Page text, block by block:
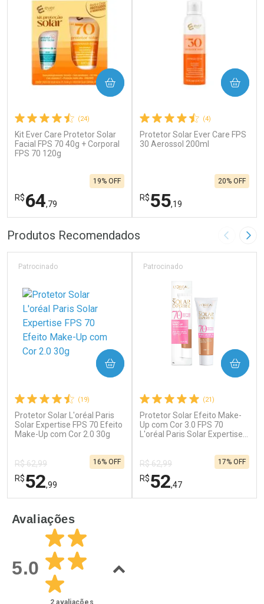
(24)
Kit Ever Care Protetor Solar
Facial FPS 70 40g + Corporal
FPS 70 120g
R$64,79
19% OFF
COMPRAR
FECHAR
Laboratório
Ativar Desconto
Por R$ 64,79/cada
FECHAR
Por Menos
Comprar sem Desconto
(4)
Protetor Solar Ever Care FPS
30 Aerossol 200ml
R$55,19
20% OFF
COMPRAR
Laboratório
Ativar Desconto
Por R$ 55,19/cada
Por Menos
Comprar sem Desconto
Produtos Recomendados Imagem
(19)
Protetor Solar L'oréal Paris
Solar Expertise FPS 70 Efeito
Make-Up com Cor 2.0 30g
Patrocinado
R$ 62,99
R$52,99
16% OFF
COMPRAR
Laboratório
Por Menos
(21)
Protetor Solar Efeito Make-
Up com Cor 3.0 FPS 70
L'oréal Paris Solar Expertise
Patrocinado
R$ 62,99
R$52,47
17% OFF
COMPRAR
Avaliações
5.0
2 avaliações